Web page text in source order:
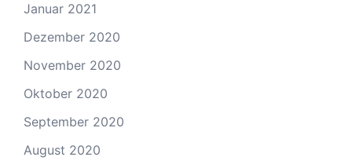
Januar 2021
Dezember 2020
November 2020
Oktober 2020
September 2020
August 2020